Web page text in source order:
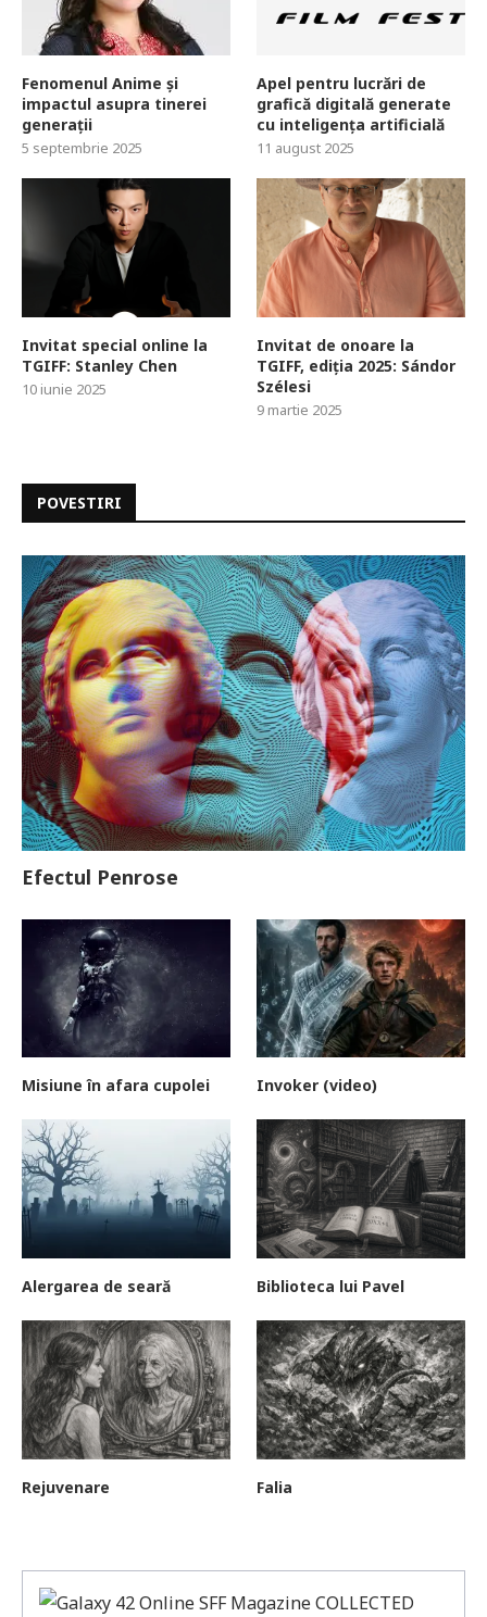
Fenomenul Anime și
impactul asupra tinerei
generații
5 septembrie 2025
Apel pentru lucrări de
grafică digitală generate
cu inteligența artificială
11 august 2025
Invitat special online la
TGIFF: Stanley Chen
10 iunie 2025
Invitat de onoare la
TGIFF, ediția 2025: Sándor
Szélesi
9 martie 2025
POVESTIRI
Efectul Penrose
Misiune în afara cupolei Invoker (video)
Alergarea de seară Biblioteca lui Pavel
Rejuvenare Falia